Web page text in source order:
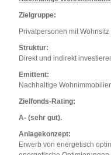
Zielgruppe:
Privatpersonen mit
Struktur:
Direkt und indirekt
Emittent:
Nachhaltige
Zielfonds-Rating:
A- (sehr gut).
Anlagekonzept:
Erwerb von energetisch